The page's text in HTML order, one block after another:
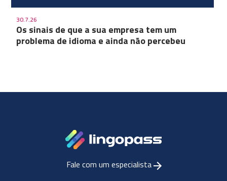
30.7.26
Os sinais de que a sua empresa tem um
problema de idioma e ainda não percebeu
Fale com um especialista